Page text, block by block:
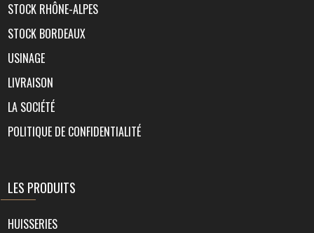
STOCK RHÔNE-ALPES
STOCK BORDEAUX
USINAGE
LIVRAISON
LA SOCIÉTÉ
POLITIQUE DE CONFIDENTIALITÉ
LES PRODUITS
HUISSERIES